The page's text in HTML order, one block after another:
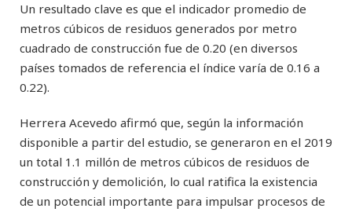
Un resultado clave es que el indicador promedio de
metros cúbicos de residuos generados por metro
cuadrado de construcción fue de 0.20 (en diversos
países tomados de referencia el índice varía de 0.16 a
0.22).
Herrera Acevedo afirmó que, según la información
disponible a partir del estudio, se generaron en el 2019
un total 1.1 millón de metros cúbicos de residuos de
construcción y demolición, lo cual ratifica la existencia
de un potencial importante para impulsar procesos de